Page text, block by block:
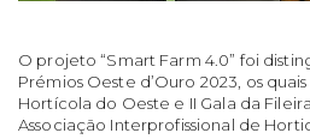
O projeto “Smart Farm 4.0” foi
Prémios Oeste d’Ouro 2023, os
Hortícola do Oeste e II Gala da
Associação Interprofissional de